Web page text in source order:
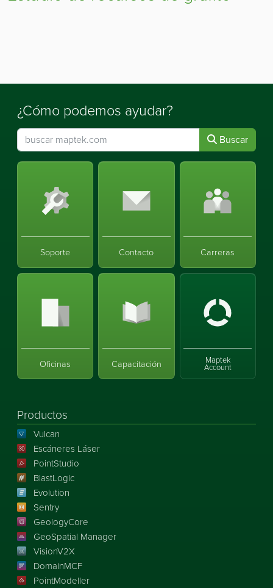
¿Cómo podemos ayudar?
Buscar
Soporte Contacto Carreras
Oficinas Capacitación Maptek
Account
Productos
Vulcan
Escáneres Láser
PointStudio
BlastLogic
Evolution
Sentry
GeologyCore
GeoSpatial Manager
VisionV2X
DomainMCF
PointModeller